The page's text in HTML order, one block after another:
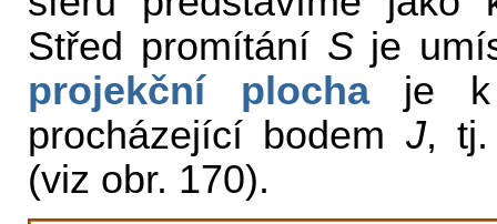
Střed promítání Sje
projekční plochaje k
procházející bodem J,
(viz obr. 170).